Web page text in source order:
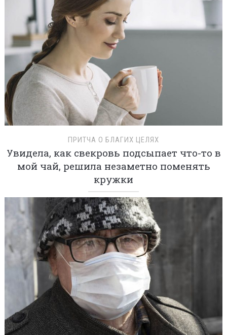
ПРИТЧА О БЛАГИХ ЦЕЛЯХ
Увидела, как свекровь подсыпает что-то в
мой чай, решила незаметно поменять
кружки